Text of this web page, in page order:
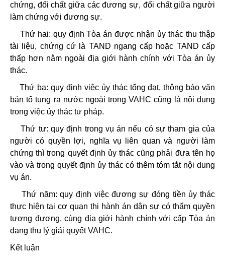
chứng, đối chất giữa các đương sự, đối chất giữa người
làm chứng với đương sự.
Thứ hai: quy định Tòa án được nhận ủy thác thu thập
tài liệu, chứng cứ là TAND ngang cấp hoặc TAND cấp
thấp hơn nằm ngoài địa giới hành chính với Tòa án ủy
thác.
Thứ ba: quy định việc ủy thác tống đạt, thông báo văn
bản tố tụng ra nước ngoài trong VAHC cũng là nội dung
trong việc ủy thác tư pháp.
Thứ tư: quy định trong vụ án nếu có sự tham gia của
người có quyền lợi, nghĩa vụ liên quan và người làm
chứng thì trong quyết định ủy thác cũng phải đưa tên họ
vào và trong quyết định ủy thác có thêm tóm tắt nội dung
vụ án.
Thứ năm: quy định việc đương sự đóng tiền ủy thác
thực hiện tại cơ quan thi hành án dân sự có thẩm quyền
tương đương, cùng địa giới hành chính với cấp Tòa án
đang thụ lý giải quyết VAHC.
Kết luận